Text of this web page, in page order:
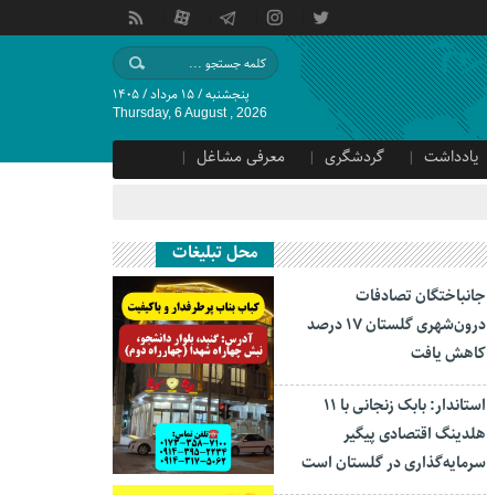
پنجشنبه / ۱۵ مرداد / ۱۴۰۵
Thursday, 6 August , 2026
یادداشت گردشگری
معرفی مشاغل
جانباختگان تصادفات
درون‌شهری گلستان ۱۷ درصد
کاهش یافت
استاندار: بابک زنجانی با ۱۱
هلدینگ اقتصادی پیگیر
سرمایه‌گذاری در گلستان است
محل تبلیغات